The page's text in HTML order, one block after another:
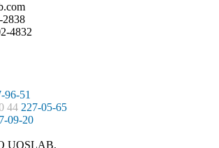
2838
4832
96-51
44 227-05-65
09-20
UOSLAB.